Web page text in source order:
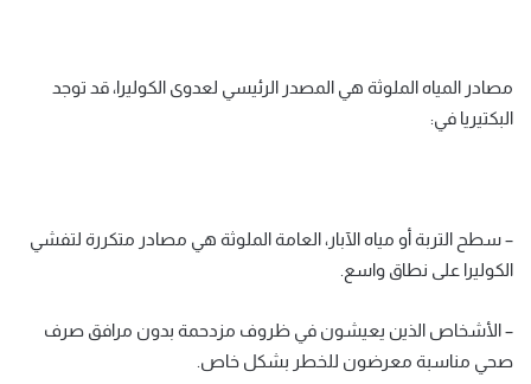
مصادر المياه الملوثة هي المصدر الرئيسي لعدوى الكوليرا، قد توجد
البكتيريا في:
– سطح التربة أو مياه الآبار، العامة الملوثة هي مصادر متكررة لتفشي
الكوليرا على نطاق واسع.
– الأشخاص الذين يعيشون في ظروف مزدحمة بدون مرافق صرف
صحي مناسبة معرضون للخطر بشكل خاص.